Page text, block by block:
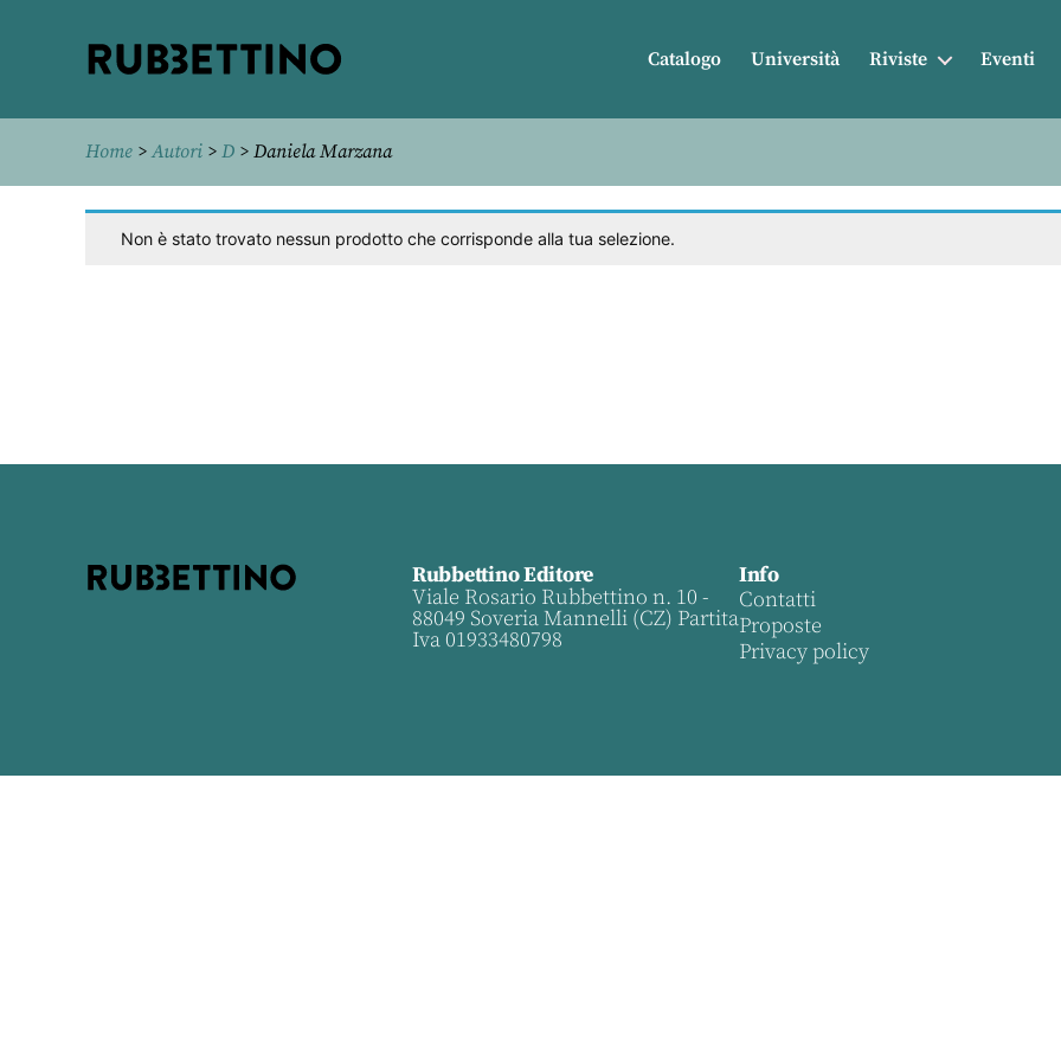
Catalogo Università Riviste Eventi
Home >Autori > D > Daniela Marzana
Non è stato trovato nessun prodotto che corrisponde alla tua selezione.
Rubbettino Editore
Viale Rosario Rubbettino n. 10 -
88049 Soveria Mannelli (CZ) Partita
Iva 01933480798
Info
Contatti
Proposte
Privacy policy